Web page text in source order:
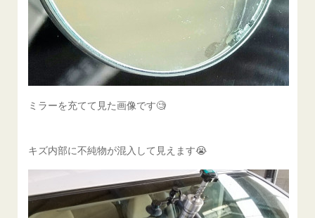
ミラーを充てて見た画像です🧐
キズ内部に不純物が混入して見えます😭